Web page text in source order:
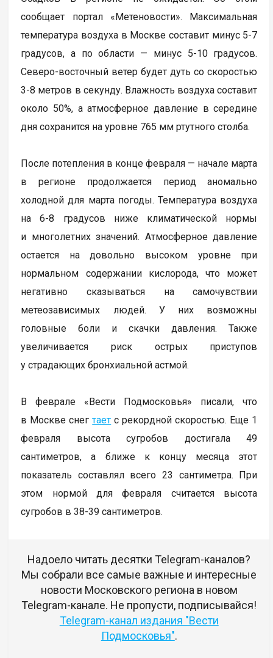
сообщает портал «Метеновости». Максимальная
температура воздуха в Москве составит минус 5-7
градусов, а по области — минус 5-10 градусов.
Северо-восточный ветер будет дуть со скоростью
3-8 метров в секунду. Влажность воздуха составит
около 50%, а атмосферное давление в середине
дня сохранится на уровне 765 мм ртутного столба.
После потепления в конце февраля — начале марта
в регионе продолжается период аномально
холодной для марта погоды. Температура воздуха
на 6-8 градусов ниже климатической нормы
и многолетних значений. Атмосферное давление
остается на довольно высоком уровне при
нормальном содержании кислорода, что может
негативно сказываться на самочувствии
метеозависимых людей. У них возможны
головные боли и скачки давления. Также
увеличивается риск острых приступов
у страдающих бронхиальной астмой.
В феврале «Вести Подмосковья» писали, что
в Москве снегтает с рекордной скоростью. Еще 1
февраля высота сугробов достигала 49
сантиметров, а ближе к концу месяца этот
показатель составлял всего 23 сантиметра. При
этом нормой для февраля считается высота
сугробов в 38-39 сантиметров.
Надоело читать десятки Telegram-каналов?
Мы собрали все самые важные и интересные
новости Московского региона в новом
Telegram-канале. Не пропусти, подписывайся!
Telegram-канал издания "Вести
Подмосковья".